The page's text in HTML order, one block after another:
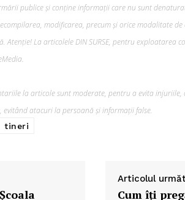
publice și conține informații care nu sunt
modificarea, precum şi orice modalitate
Atenție! La articolele DIN SURSE, pentru
la articole sunt moderate, pentru a evita
atacuri la persoană și informații false.
tineri
Articolul
Cum îți